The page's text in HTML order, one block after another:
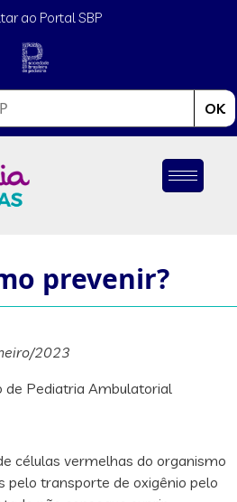
ao Portal SBP
OK
prevenir?
2023
Pediatria Ambulatorial
células vermelhas do organismo
pelo transporte de oxigênio pelo